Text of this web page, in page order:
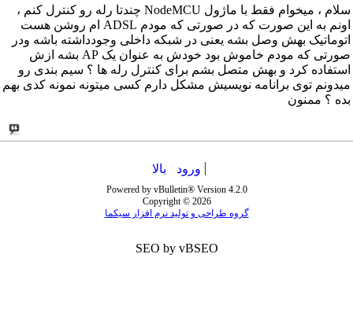
سلام ، میخوام فقط با ماژول NodeMCU چندتا رله رو کنترل کنم ،
اونم به این صورت که در صورتی که مودم ADSL ام روشن هست
اتوماتیک بهش وصل بشه یعنی در شبکه داخلی وجودداشته باشه ودر
صورتی که مودم خاموش بود خودش به عنوان یک AP بشه ازش
استفاده کرد و بهش متصل بشم برای کنترل رله ها ؟ سیم بندی رو
میدونم توی برانامه نویسیش مشکل دارم کسی میتونه نمونه کدی بهم
بده ؟ ممنون
ورود بالا
Powered by vBulletin® Version 4.2.0
Copyright © 2026
گروه طراحی و تولید نرم افزار سیکما
SEO by vBSEO